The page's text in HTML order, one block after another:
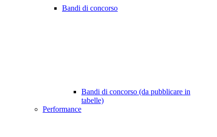
Bandi di concorso
Bandi di concorso (da pubblicare in
tabelle)
Performance